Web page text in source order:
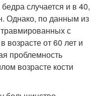
случается и в 40,
Однако, по данным из
с
от 60 лет и
проблемность
возрасте кости